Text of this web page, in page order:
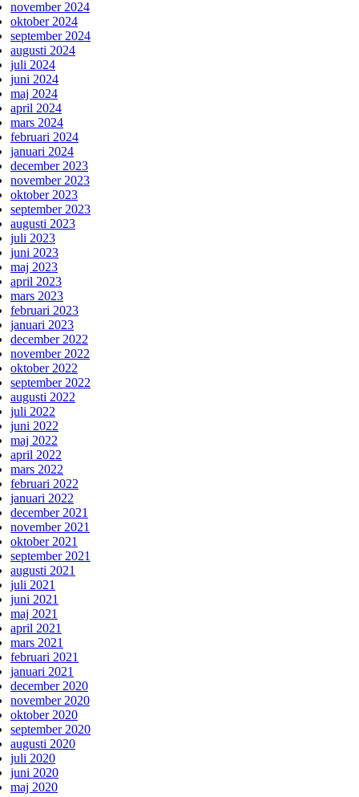
november 2024
oktober 2024
september 2024
augusti 2024
juli 2024
juni 2024
maj 2024
april 2024
mars 2024
februari 2024
januari 2024
december 2023
november 2023
oktober 2023
september 2023
augusti 2023
juli 2023
juni 2023
maj 2023
april 2023
mars 2023
februari 2023
januari 2023
december 2022
november 2022
oktober 2022
september 2022
augusti 2022
juli 2022
juni 2022
maj 2022
april 2022
mars 2022
februari 2022
januari 2022
december 2021
november 2021
oktober 2021
september 2021
augusti 2021
juli 2021
juni 2021
maj 2021
april 2021
mars 2021
februari 2021
januari 2021
december 2020
november 2020
oktober 2020
september 2020
augusti 2020
juli 2020
juni 2020
maj 2020